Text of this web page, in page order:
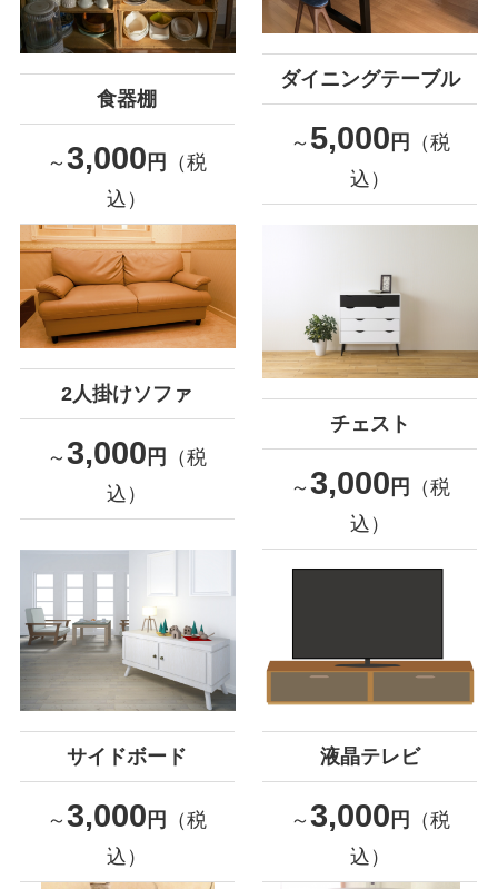
食器棚
～3,000 円
（税
込）
ダイニングテーブル
～ 5,000 円
（税
込）
2人掛けソファ
～3,000 円
（税
込）
チェスト
～ 3,000 円
（税
込）
サイドボード
～3,000 円
（税
込）
液晶テレビ
～ 3,000 円
（税
込）